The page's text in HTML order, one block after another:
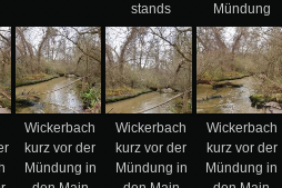
stands
Mündung
Wickerbach
kurz vor der
Mündung in
Wickerbach
kurz vor der
Mündung in
Wickerbach
kurz vor der
Mündung in